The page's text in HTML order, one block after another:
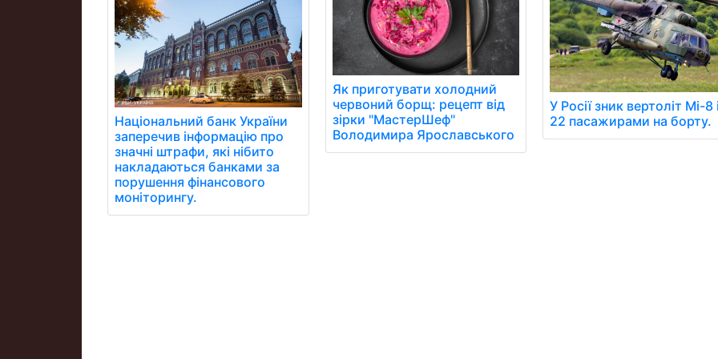
Національний банк України
заперечив інформацію про
значні штрафи, які нібито
накладаються банками за
порушення фінансового
моніторингу.
Як приготувати холодний
червоний борщ: рецепт від
зірки "МастерШеф"
Володимира Ярославського
У Росії зник вертоліт Мі-8
22 пасажирами на борту.